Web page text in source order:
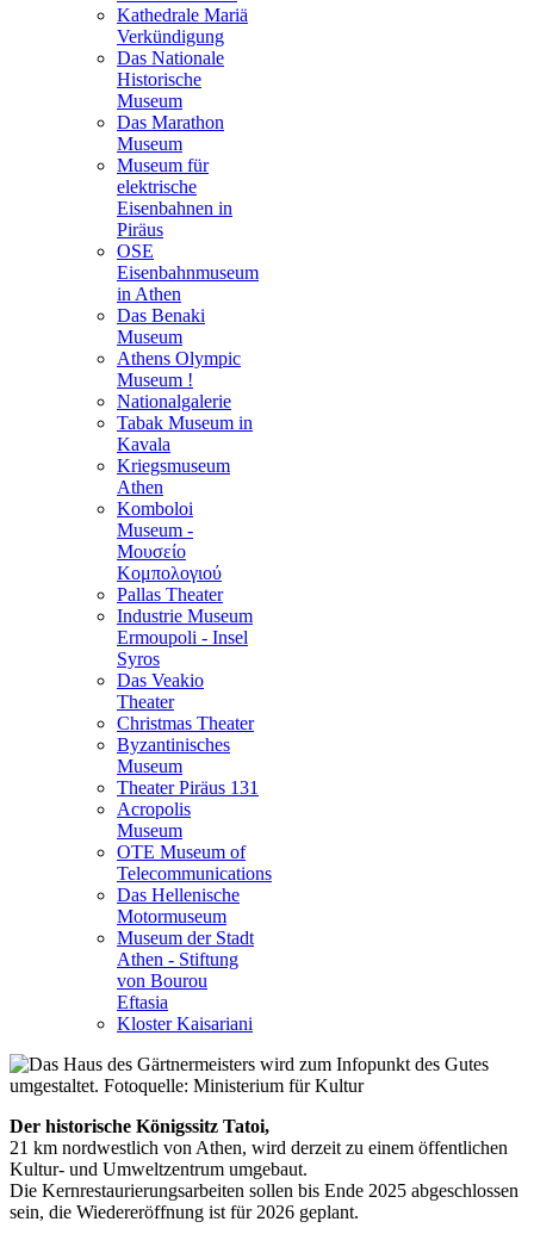
Kathedrale Mariä
Verkündigung
Das Nationale
Historische
Museum
Das Marathon
Museum
Museum für
elektrische
Eisenbahnen in
Piräus
OSE
Eisenbahnmuseum
in Athen
Das Benaki
Museum
Athens Olympic
Museum !
Nationalgalerie
Tabak Museum in
Kavala
Kriegsmuseum
Athen
Komboloi
Museum -
Μουσείο
Κομπολογιού
Pallas Theater
Industrie Museum
Ermoupoli - Insel
Syros
Das Veakio
Theater
Christmas Theater
Byzantinisches
Museum
Theater Piräus 131
Acropolis
Museum
OTE Museum of
Telecommunications
Das Hellenische
Motormuseum
Museum der Stadt
Athen - Stiftung
von Bourou
Eftasia
Kloster Kaisariani
Der historische Königssitz Tatoi,
21 km nordwestlich von Athen, wird derzeit zu einem öffentlichen
Kultur- und Umweltzentrum umgebaut.
Die Kernrestaurierungsarbeiten sollen bis Ende 2025 abgeschlossen
sein, die Wiedereröffnung ist für 2026 geplant.